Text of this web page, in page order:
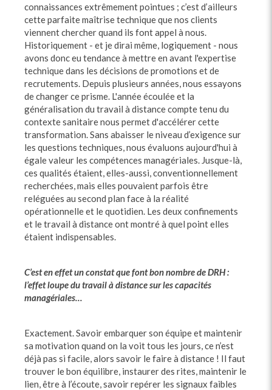
connaissances extrêmement pointues ; c’est d’ailleurs
cette parfaite maîtrise technique que nos clients
viennent chercher quand ils font appel à nous.
Historiquement - et je dirai même, logiquement - nous
avons donc eu tendance à mettre en avant l'expertise
technique dans les décisions de promotions et de
recrutements. Depuis plusieurs années, nous essayons
de changer ce prisme. L'année écoulée et la
généralisation du travail à distance compte tenu du
contexte sanitaire nous permet d'accélérer cette
transformation. Sans abaisser le niveau d’exigence sur
les questions techniques, nous évaluons aujourd'hui à
égale valeur les compétences managériales. Jusque-là,
ces qualités étaient, elles-aussi, conventionnellement
recherchées, mais elles pouvaient parfois être
reléguées au second plan face à la réalité
opérationnelle et le quotidien. Les deux confinements
et le travail à distance ont montré à quel point elles
étaient indispensables.
C’est en effet un constat que font bon nombre de DRH :
l’effet loupe du travail à distance sur les capacités
managériales…
Exactement. Savoir embarquer son équipe et maintenir
sa motivation quand on la voit tous les jours, ce n’est
déjà pas si facile, alors savoir le faire à distance ! Il faut
trouver le bon équilibre, instaurer des rites, maintenir le
lien, être à l’écoute, savoir repérer les signaux faibles